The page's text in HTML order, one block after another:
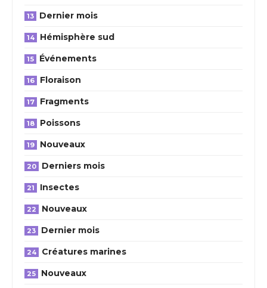
Dernier mois
Hémisphère sud
Événements
Floraison
Fragments
Poissons
Nouveaux
Derniers mois
Insectes
Nouveaux
Dernier mois
Créatures marines
Nouveaux